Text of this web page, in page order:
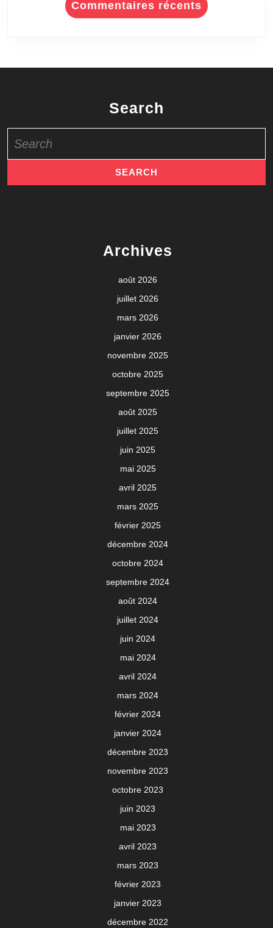
Commentaires récents
Search
for:
Archives
août 2026
juillet 2026
mars 2026
janvier 2026
novembre 2025
octobre 2025
septembre 2025
août 2025
juillet 2025
juin 2025
mai 2025
avril 2025
mars 2025
février 2025
décembre 2024
octobre 2024
septembre 2024
août 2024
juillet 2024
juin 2024
mai 2024
avril 2024
mars 2024
février 2024
janvier 2024
décembre 2023
novembre 2023
octobre 2023
juin 2023
mai 2023
avril 2023
mars 2023
février 2023
janvier 2023
décembre 2022